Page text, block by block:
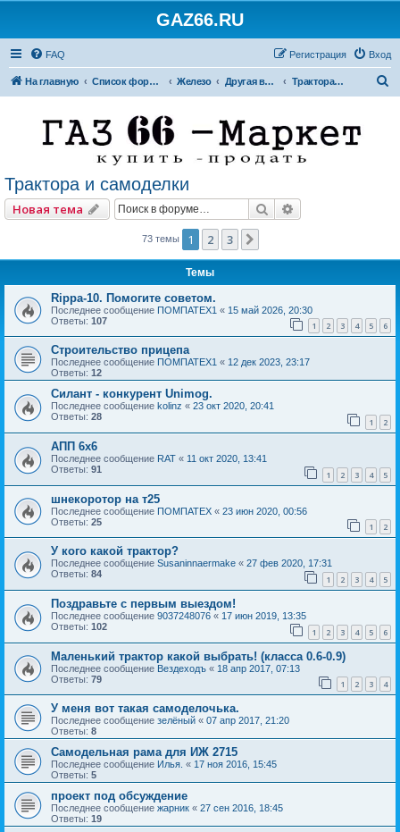
GAZ66.RU
FAQ Вход
Регистрация
На главную Список форумов Железо Другая внедорожная техника Трактора и самоделки
Трактора и самоделки
Новая тема Поиск
73 темы 1 2 3
Темы
Rippa-10. Помогите советом.
Последнее сообщение ПОМПАТЕХ1 « 15 май 2026, 20:30
Ответы: 107 1 2 3 4 5 6
Строительство прицепа
Последнее сообщение ПОМПАТЕХ1 « 12 дек 2023, 23:17
Ответы: 12
Силант - конкурент Unimog.
Последнее сообщение kolinz « 23 окт 2020, 20:41
Ответы: 28 1 2
АПП 6х6
Последнее сообщение RAT « 11 окт 2020, 13:41
Ответы: 91 1 2 3 4 5
шнекоротор на т25
Последнее сообщение ПОМПАТЕХ « 23 июн 2020, 00:56
Ответы: 25 1 2
У кого какой трактор?
Последнее сообщение Susaninnaermake « 27 фев 2020, 17:31
Ответы: 84 1 2 3 4 5
Поздравьте с первым выездом!
Последнее сообщение 9037248076 « 17 июн 2019, 13:35
Ответы: 102 1 2 3 4 5 6
Маленький трактор какой выбрать! (класса 0.6-0.9)
Последнее сообщение Вездеходъ « 18 апр 2017, 07:13
Ответы: 79 1 2 3 4
У меня вот такая самоделочька.
Последнее сообщение зелёный « 07 апр 2017, 21:20
Ответы: 8
Самодельная рама для ИЖ 2715
Последнее сообщение Илья. « 17 ноя 2016, 15:45
Ответы: 5
проект под обсуждение
Последнее сообщение жарник « 27 сен 2016, 18:45
Ответы: 19